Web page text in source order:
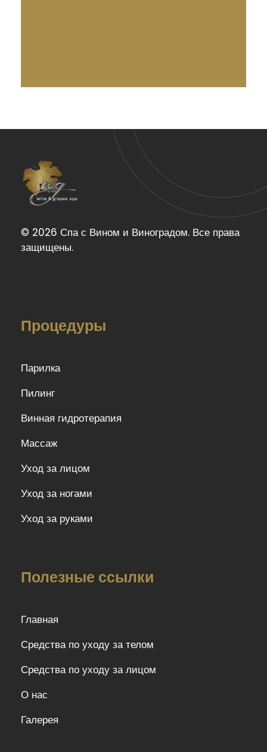
© 2026 Спа с Вином и Виноградом. Все права
защищены.
Процедуры
Парилка
Пилинг
Винная гидротерапия
Массаж
Уход за лицом
Уход за ногами
Уход за руками
Полезные ссылки
Главная
Средства по уходу за телом
Средства по уходу за лицом
О нас
Галерея